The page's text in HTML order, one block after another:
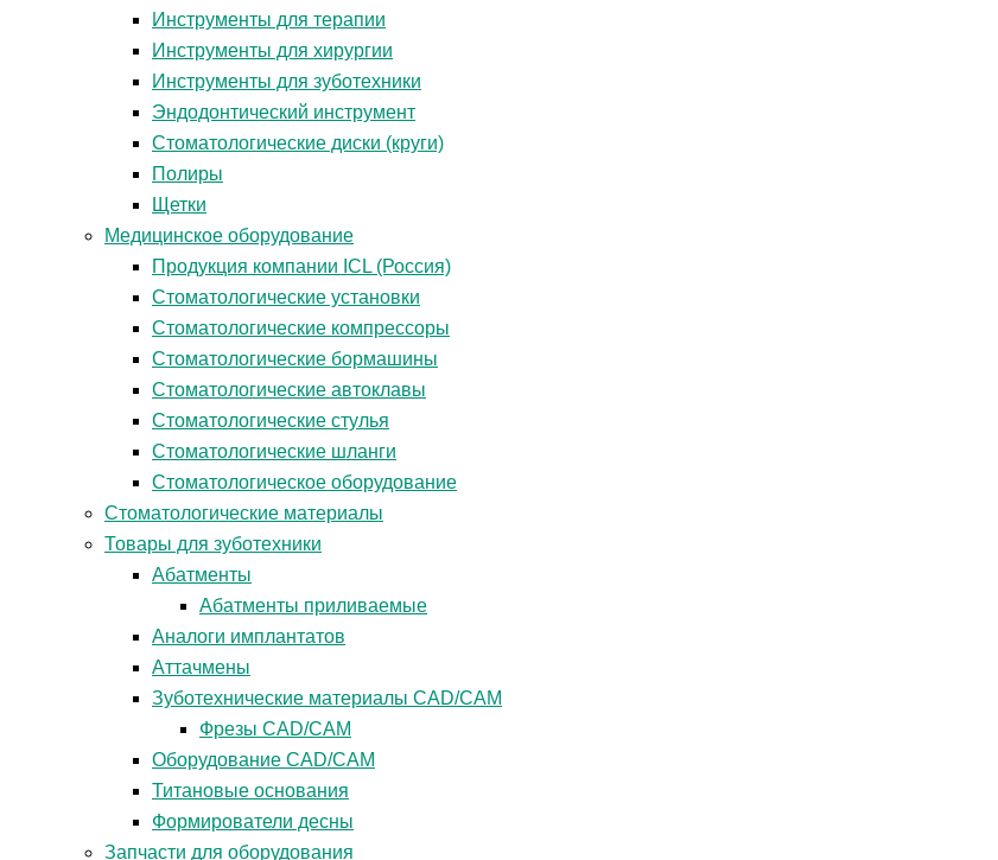
Инструменты для терапии
Инструменты для хирургии
Инструменты для зуботехники
Эндодонтический инструмент
Стоматологические диски (круги)
Полиры
Щетки
Медицинское оборудование
Продукция компании ICL (Россия)
Стоматологические установки
Стоматологические компрессоры
Стоматологические бормашины
Стоматологические автоклавы
Стоматологические стулья
Стоматологические шланги
Стоматологическое оборудование
Стоматологические материалы
Товары для зуботехники
Абатменты
Абатменты приливаемые
Аналоги имплантатов
Аттачмены
Зуботехнические материалы CAD/CAM
Фрезы CAD/CAM
Оборудование CAD/CAM
Титановые основания
Формирователи десны
Запчасти для оборудования